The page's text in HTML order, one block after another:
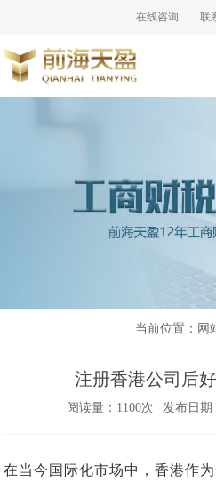
在线咨询 联
当前位置： 网
注册香港公司后
阅读量：1100次 发布日期
在当今国际化市场中，香港作